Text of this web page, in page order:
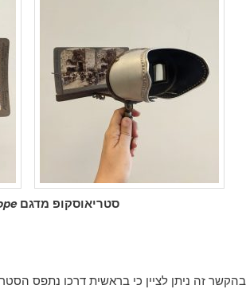
סטריאוסקופ מדגם
בהקשר זה ניתן לציין כי בראשית דרכו נתפס